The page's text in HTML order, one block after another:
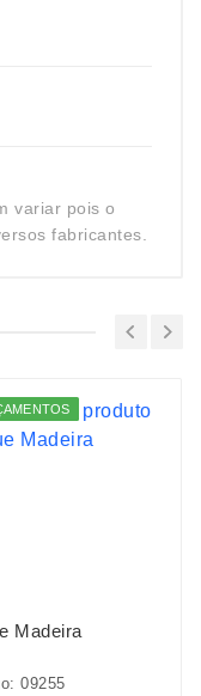
variar pois o
fabricantes.
Madeira
09255